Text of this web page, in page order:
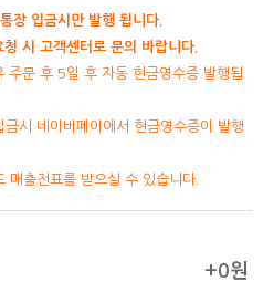
장 입금시만 발행 됩니다.
시 고객센터로 문의 바랍니다.
주문 후 5일 후 자동 현금영수증 발행됩
시 네이버페이에서 현금영수증이 발행
매출전표를 받으실 수 있습니다.
+0원